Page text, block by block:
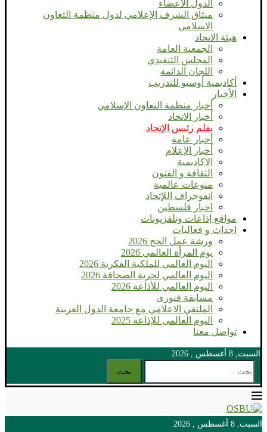
الدول الأعضاء
ميثاق الشرف الإعلامي لدول منظمة التعاون
الاسلامي
هيئة الاتحاد
الجمعية العامة
المجلس التنفيذي
اللجان الدائمة
أكاديمية أوسبو للتدريب
الأخبار
أخبار منظمة التعاون الإسلامي
أخبار الاتحاد
بقلم رئيس الإتحاد
أخبار عامة
أخبار الإعلام
الاكاديمية
الثقافة و الفنون
منوعات عالمية
انفوجراف اللإتحاد
اخبار فلسطين
مواقع إذاعات وتلفزيونات
احداث و فعاليات
ورشة عمل الحج 2026
يوم المرأة العالمي 2026
اليوم العالمي للملكية الفكرية 2026
اليوم العالمي لحرية الصحافة 2026
اليوم العالمي للأذاعة 2026
مسابقة فيورى
الملتقي الاعلامي مع جامعة الدول العربية
اليوم العالمى للإذاعة 2025
تواصل معنا
السبت, 8 أغسطس , 2026
بحث
السبت, 8 أغسطس , 2026